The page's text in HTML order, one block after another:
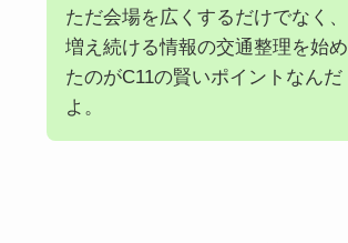
ただ会場を広くするだけでなく、
増え続ける情報の交通整理を始め
たのがC11の賢いポイントなんだ
よ。